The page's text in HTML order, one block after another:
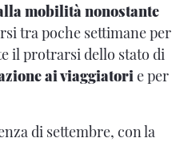
mobilità nonostante
tra poche settimane per
il protrarsi dello stato di
ai viaggiatorie per
di settembre, con la